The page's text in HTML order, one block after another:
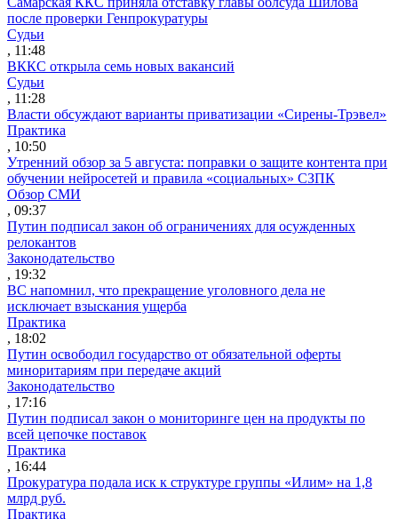
после проверки Генпрокуратуры
Судьи
, 11:48
ВККС открыла семь новых вакансий
Судьи
, 11:28
Власти обсуждают варианты приватизации «Сирены-Трэвел»
Практика
, 10:50
Утренний обзор за 5 августа: поправки о защите контента при
обучении нейросетей и правила «социальных» СЗПК
Обзор СМИ
, 09:37
Путин подписал закон об ограничениях для осужденных
релокантов
Законодательство
, 19:32
ВС напомнил, что прекращение уголовного дела не
исключает взыскания ущерба
Практика
, 18:02
Путин освободил государство от обязательной оферты
миноритариям при передаче акций
Законодательство
, 17:16
Путин подписал закон о мониторинге цен на продукты по
всей цепочке поставок
Практика
, 16:44
Прокуратура подала иск к структуре группы «Илим» на 1,8
млрд руб.
Практика